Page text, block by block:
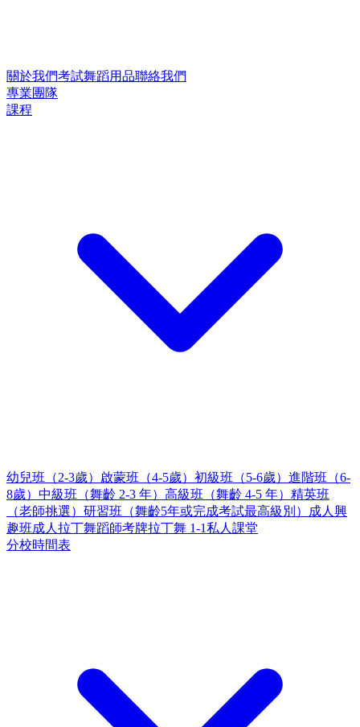
關於我們考試舞蹈用品聯絡我們
專業團隊
課程
幼兒班（2-3歲） 啟蒙班（4-5歲） 初級班（5-6歲） 進階班（6-
8歲） 中級班（舞齡 2-3 年） 高級班（舞齡 4-5 年） 精英班
（老師挑選） 研習班（舞齡5年或完成考試最高級別）
成人興
趣班成人拉丁舞蹈師考牌拉丁舞 1-1私人課堂
分校時間表